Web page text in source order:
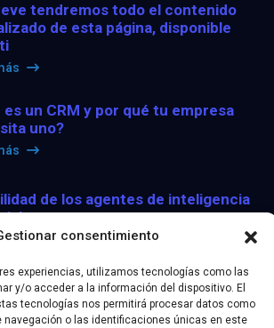
consentimiento
experiencias, utilizamos tecnologías como las
y/o acceder a la información del dispositivo. El
tecnologías nos permitirá procesar datos como
navegación o las identificaciones únicas en este
tendremos todo el contenido
de esta página, disponible
es un CRM y por qué tu empresa
uno?
de los agentes de inteligencia